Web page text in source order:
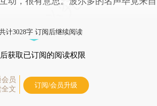
计3028字 订阅后继续阅读
后获取已订阅的阅读权限
员
文
订阅/会员升级